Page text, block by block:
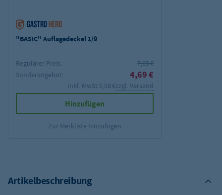
"BASIC" Auflagedeckel 1/9
Regulärer Preis:
7,65 €
Sonderangebot:
4,69 €
inkl. MwSt.5,58 €zzgl. Versand
Hinzufügen
Zur Merkliste hinzufügen
Artikelbeschreibung